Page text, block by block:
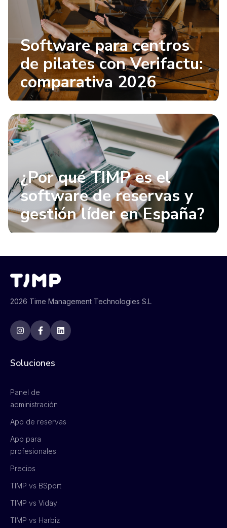
Software para centros
de pilates con Verifactu:
comparativa 2026
¿Por qué TIMP es el
software de reservas y
gestión líder en España?
2026 Time Management Technologies S.L
Soluciones
Panel de
administración
App de reservas
App para
profesionales
Precios
TIMP vs BSport
TIMP vs Viday
TIMP vs Harbiz